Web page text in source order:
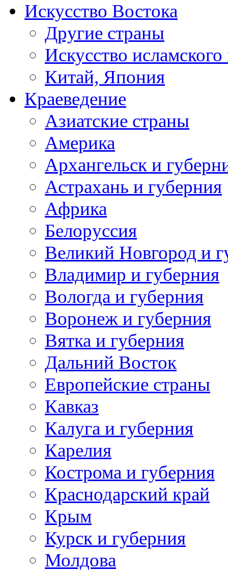
Искусство Востока
Другие страны
Искусство
Китай, Япония
Краеведение
Азиатские страны
Америка
Архангельск и
Астрахань и губерния
Африка
Белоруссия
Великий Новгород и
Владимир и губерния
Вологда и губерния
Воронеж и губерния
Вятка и губерния
Дальний Восток
Европейские страны
Кавказ
Калуга и губерния
Карелия
Кострома и губерния
Краснодарский край
Крым
Курск и губерния
Молдова